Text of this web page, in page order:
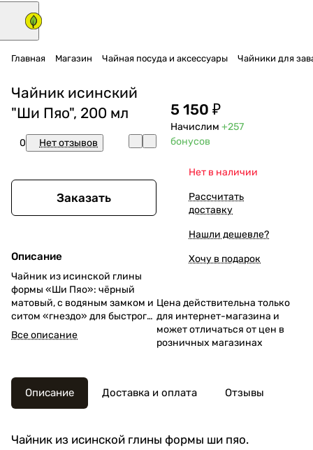
Главная Магазин Чайная посуда и аксессуары Чайники для
Чайник исинский
"Ши Пяо", 200 мл
0 Нет отзывов
Заказать
Описание
Чайник из исинской глины
формы «Ши Пяо»: чёрный
матовый, с водяным замком и
ситом «гнездо» для быстрого
слива. Хорошо держит тепло.
Объём 200 мл.
Все описание
5 150 ₽
Начислим +257
бонусов
Нет в наличии
Рассчитать
доставку
Нашли дешевле?
Хочу в подарок
Цена действительна только
для интернет-магазина и
может отличаться от цен в
розничных магазинах
Описание Доставка и оплата Отзывы
Чайник из исинской глины формы ши пяо.